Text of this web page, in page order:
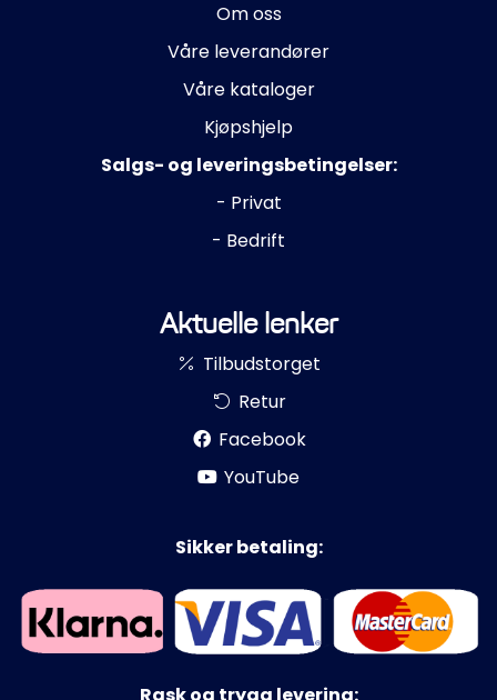
Om oss
Våre leverandører
Våre kataloger
Kjøpshjelp
Salgs- og leveringsbetingelser:
- Privat
- Bedrift
Aktuelle lenker
Tilbudstorget
Retur
Facebook
YouTube
Sikker betaling: